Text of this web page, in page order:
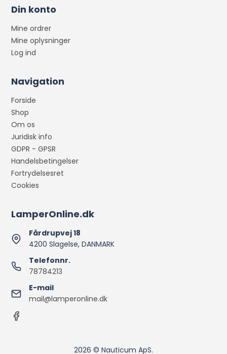
Din konto
Mine ordrer
Mine oplysninger
Log ind
Navigation
Forside
Shop
Om os
Juridisk info
GDPR - GPSR
Handelsbetingelser
Fortrydelsesret
Cookies
LamperOnline.dk
Fårdrupvej 18
4200 Slagelse, DANMARK
Telefonnr.
78784213
E-mail
mail@lamperonline.dk
2026 © Nauticum ApS.